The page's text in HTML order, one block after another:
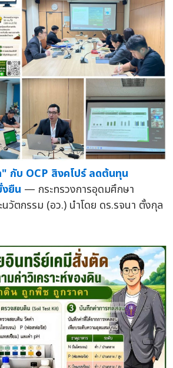
กับ OCP สิงคโปร์ ลดต้นทุน
ยืน — กระทรวงการอุดมศึกษา
วัตกรรม (อว.) นำโดย ดร.รจนา ตั้งกุล